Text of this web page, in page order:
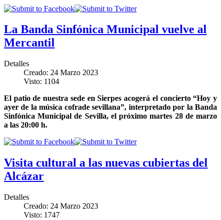
La Banda Sinfónica Municipal vuelve al
Mercantil
Detalles
Creado: 24 Marzo 2023
Visto: 1104
El patio de nuestra sede en Sierpes acogerá el concierto “Hoy y
ayer de la música cofrade sevillana”, interpretado por la Banda
Sinfónica Municipal de Sevilla, el próximo martes 28 de marzo
a las 20:00 h.
Visita cultural a las nuevas cubiertas del
Alcázar
Detalles
Creado: 24 Marzo 2023
Visto: 1747